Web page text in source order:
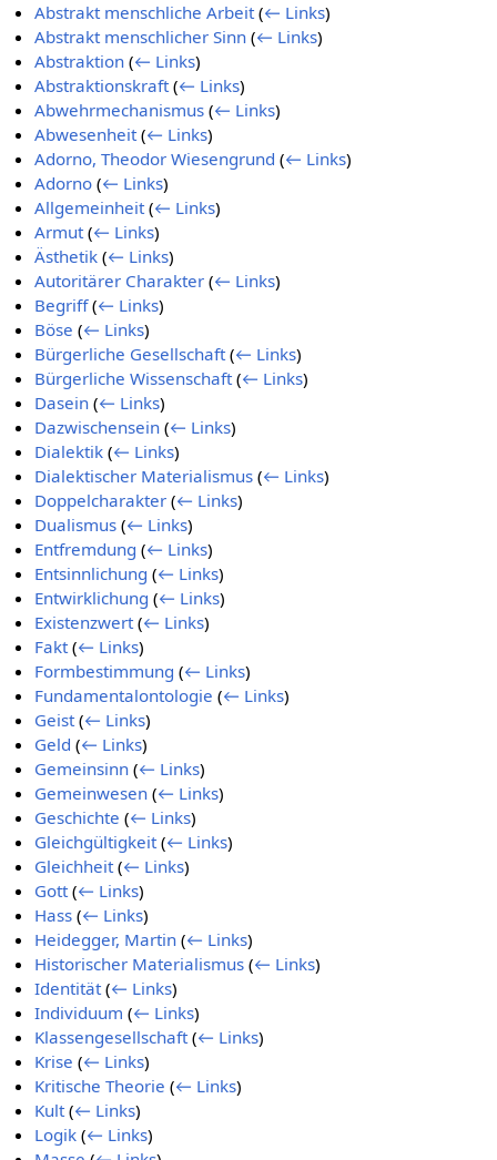
Abstrakt menschliche Arbeit (← Links)
Abstrakt menschlicher Sinn (← Links)
Abstraktion (← Links)
Abstraktionskraft (← Links)
Abwehrmechanismus (← Links)
Abwesenheit (← Links)
Adorno, Theodor Wiesengrund (← Links)
Adorno (← Links)
Allgemeinheit (← Links)
Armut (← Links)
Ästhetik (← Links)
Autoritärer Charakter (← Links)
Begriff (← Links)
Böse (← Links)
Bürgerliche Gesellschaft (← Links)
Bürgerliche Wissenschaft (← Links)
Dasein (← Links)
Dazwischensein (← Links)
Dialektik (← Links)
Dialektischer Materialismus (← Links)
Doppelcharakter (← Links)
Dualismus (← Links)
Entfremdung (← Links)
Entsinnlichung (← Links)
Entwirklichung (← Links)
Existenzwert (← Links)
Fakt (← Links)
Formbestimmung (← Links)
Fundamentalontologie (← Links)
Geist (← Links)
Geld (← Links)
Gemeinsinn (← Links)
Gemeinwesen (← Links)
Geschichte (← Links)
Gleichgültigkeit (← Links)
Gleichheit (← Links)
Gott (← Links)
Hass (← Links)
Heidegger, Martin (← Links)
Historischer Materialismus (← Links)
Identität (← Links)
Individuum (← Links)
Klassengesellschaft (← Links)
Krise (← Links)
Kritische Theorie (← Links)
Kult (← Links)
Logik (← Links)